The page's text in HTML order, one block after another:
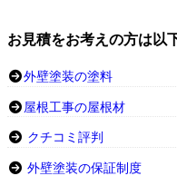
お見積をお考えの方は以
外壁塗装の塗料
屋根工事の屋根材
クチコミ評判
外壁塗装の保証制度